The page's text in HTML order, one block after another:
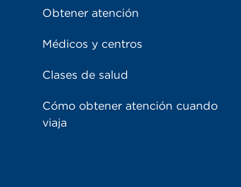
Obtener atención
Médicos y centros
Clases de salud
Cómo obtener atención cuando
viaja